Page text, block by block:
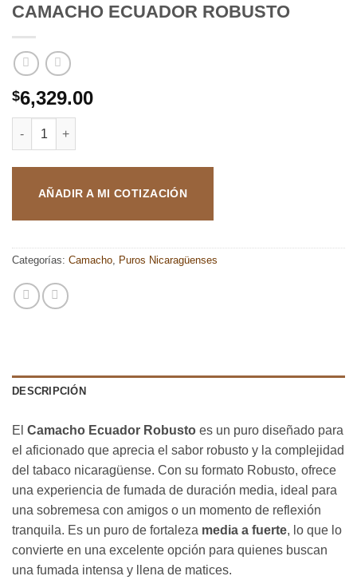
CAMACHO ECUADOR ROBUSTO
$6,329.00
CAMACHO ECUADOR ROBUSTO cantidad
AÑADIR A MI COTIZACIÓN
Categorías: Camacho, Puros Nicaragüenses
DESCRIPCIÓN
El Camacho Ecuador Robusto es un puro diseñado para
el aficionado que aprecia el sabor robusto y la complejidad
del tabaco nicaragüense. Con su formato Robusto, ofrece
una experiencia de fumada de duración media, ideal para
una sobremesa con amigos o un momento de reflexión
tranquila. Es un puro de fortaleza media a fuerte, lo que lo
convierte en una excelente opción para quienes buscan
una fumada intensa y llena de matices.